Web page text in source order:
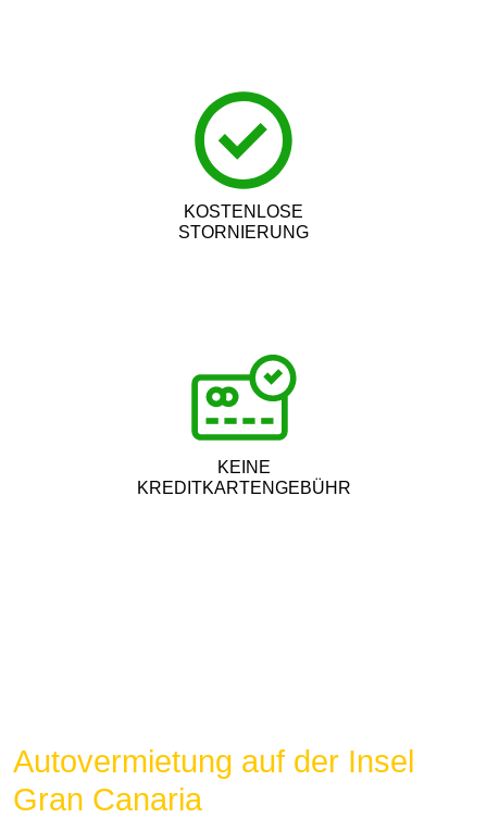
KOSTENLOSE
STORNIERUNG
KEINE
KREDITKARTENGEBÜHR
Autovermietung auf der Insel
Gran Canaria